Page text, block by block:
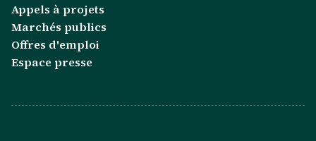
Appels à projets
Marchés publics
Offres d'emploi
Espace presse